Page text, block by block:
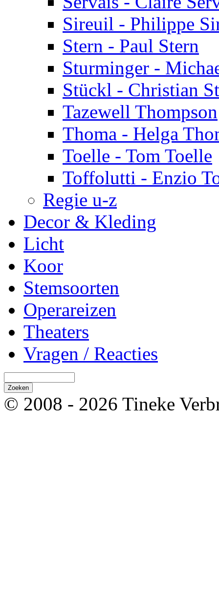
Sireuil - Philippe
Stern - Paul Stern
Sturminger -
Stückl - Christian
Tazewell Thompson
Thoma - Helga
Toelle - Tom Toelle
Toffolutti - Enzio
Regie u-z
Decor & Kleding
Licht
Koor
Stemsoorten
Operareizen
Theaters
Vragen / Reacties
© 2008 - 2026 Tineke